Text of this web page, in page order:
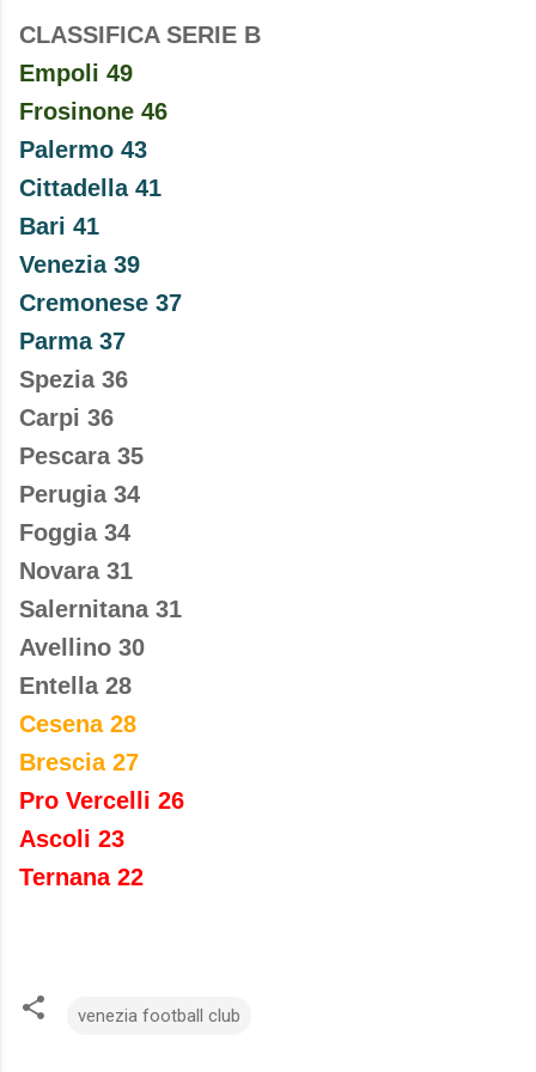
CLASSIFICA SERIE B
Empoli 49
Frosinone 46
Palermo 43
Cittadella 41
Bari 41
Venezia 39
Cremonese 37
Parma 37
Spezia 36
Carpi 36
Pescara 35
Perugia 34
Foggia 34
Novara 31
Salernitana 31
Avellino 30
Entella 28
Cesena 28
Brescia 27
Pro Vercelli 26
Ascoli 23
Ternana 22
venezia football club